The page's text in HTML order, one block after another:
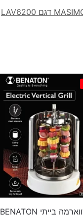
מתקן שווארמה בייתי BENATON